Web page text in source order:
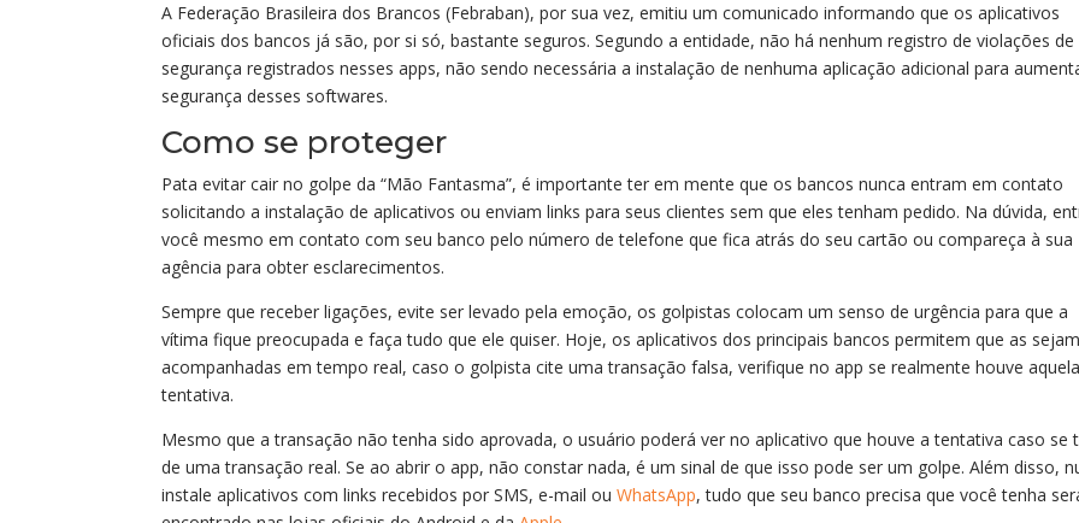
A Federação Brasileira dos Brancos (Febraban), por sua vez, emitiu um comunicado informando que os aplicativos
oficiais dos bancos já são, por si só, bastante seguros. Segundo a entidade, não há nenhum registro de violações de
segurança registrados nesses apps, não sendo necessária a instalação de nenhuma aplicação adicional para
segurança desses softwares.
Como se proteger
Pata evitar cair no golpe da “Mão Fantasma”, é importante ter em mente que os bancos nunca entram em contato
solicitando a instalação de aplicativos ou enviam links para seus clientes sem que eles tenham pedido. Na dúvida,
você mesmo em contato com seu banco pelo número de telefone que fica atrás do seu cartão ou compareça à sua
agência para obter esclarecimentos.
Sempre que receber ligações, evite ser levado pela emoção, os golpistas colocam um senso de urgência para que a
vítima fique preocupada e faça tudo que ele quiser. Hoje, os aplicativos dos principais bancos permitem que as sejam
acompanhadas em tempo real, caso o golpista cite uma transação falsa, verifique no app se realmente houve aquela
tentativa.
Mesmo que a transação não tenha sido aprovada, o usuário poderá ver no aplicativo que houve a tentativa caso se
de uma transação real. Se ao abrir o app, não constar nada, é um sinal de que isso pode ser um golpe. Além disso,
instale aplicativos com links recebidos por SMS, e-mail ouWhatsApp, tudo que seu banco precisa que você tenha